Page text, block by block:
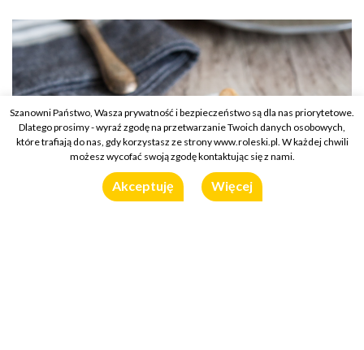
Szanowni Państwo, Wasza prywatność i bezpieczeństwo są dla nas priorytetowe.
Dlatego prosimy - wyraź zgodę na przetwarzanie Twoich danych osobowych,
które trafiają do nas, gdy korzystasz ze strony www.roleski.pl. W każdej chwili
możesz wycofać swoją zgodę kontaktując się z nami.
Akceptuję Więcej